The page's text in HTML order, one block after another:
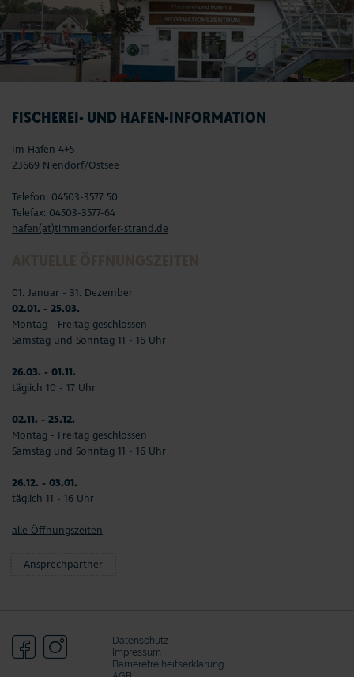
FISCHEREI- UND HAFEN-INFORMATION
Im Hafen 4+5
23669 Niendorf/Ostsee
Telefon: 04503-3577 50
Telefax: 04503-3577-64
hafen(at)timmendorfer-strand.de
01. Januar - 31. Dezember
02.01. - 25.03.
Montag - Freitag geschlossen
Samstag und Sonntag 11 - 16 Uhr
26.03. - 01.11.
täglich 10 - 17 Uhr
02.11. - 25.12.
Montag - Freitag geschlossen
Samstag und Sonntag 11 - 16 Uhr
26.12. - 03.01.
täglich 11 - 16 Uhr
alle Öffnungszeiten
Ansprechpartner
Datenschutz
Impressum
Barrierefreiheitserklärung